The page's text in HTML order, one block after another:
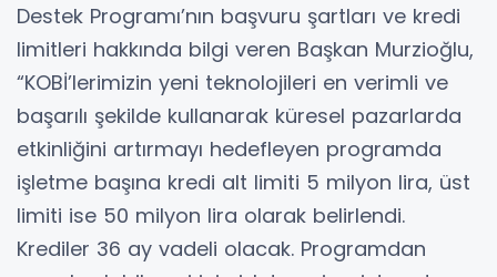
Destek Programı’nın başvuru şartları ve kredi
limitleri hakkında bilgi veren Başkan Murzioğlu,
“KOBİ’lerimizin yeni teknolojileri en verimli ve
başarılı şekilde kullanarak küresel pazarlarda
etkinliğini artırmayı hedefleyen programda
işletme başına kredi alt limiti 5 milyon lira, üst
limiti ise 50 milyon lira olarak belirlendi.
Krediler 36 ay vadeli olacak. Programdan